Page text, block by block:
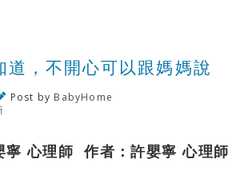
道，不開心可以跟媽媽說
Post by BabyHome
寧 心理師 作者：許嬰寧 心理師